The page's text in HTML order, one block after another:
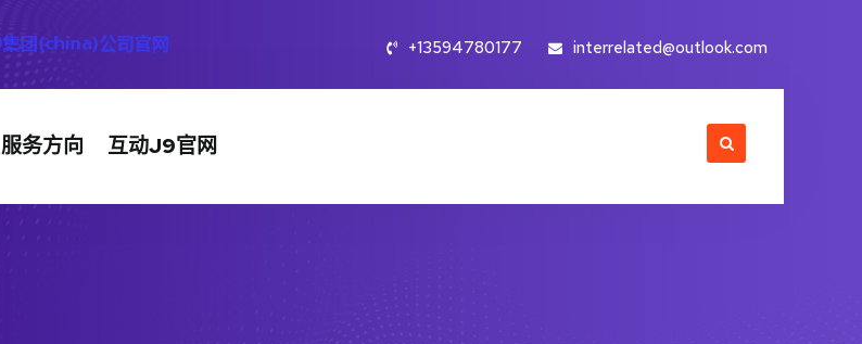
+13594780177 interrelated@outlook.com
服务方向 互动J9官网